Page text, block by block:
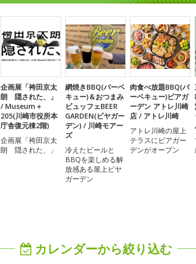
企画展「袴田京太
朗 隠された、」
/ Museum＋
205(川崎市役所本
庁舎復元棟2階)
企画展「袴田京太
朗 隠された、」
網焼きBBQ(バーベ
キュー)＆おつまみ
ビュッフェBEER
GARDEN(ビヤガー
デン) / 川崎モアー
ズ
冷えたビールと
BBQを楽しめる解
放感ある屋上ビヤ
ガーデン
肉食べ放題BBQ(バ
ーベキュー)ビアガ
ーデン アトレ川崎
店 / アトレ川崎
アトレ川崎の屋上
テラスにビアガー
デンがオープン
カレンダーから絞り込む